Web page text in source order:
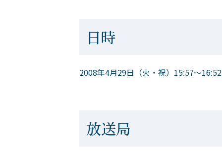
日時
2008年4月29日（火・祝）15:57～16:52
放送局